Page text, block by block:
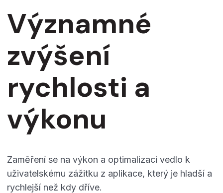
Významné
zvýšení
rychlosti a
výkonu
Zaměření se na výkon a optimalizaci vedlo k
uživatelskému zážitku z aplikace, který je hladší a
rychlejší než kdy dříve.